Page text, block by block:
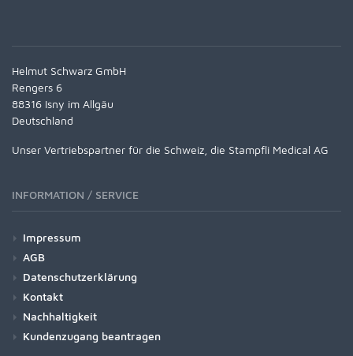
Helmut Schwarz GmbH
Rengers 6
88316 Isny im Allgäu
Deutschland
Unser Vertriebspartner für die Schweiz, die Stampfli Medical AG
INFORMATION / SERVICE
Impressum
AGB
Datenschutzerklärung
Kontakt
Nachhaltigkeit
Kundenzugang beantragen